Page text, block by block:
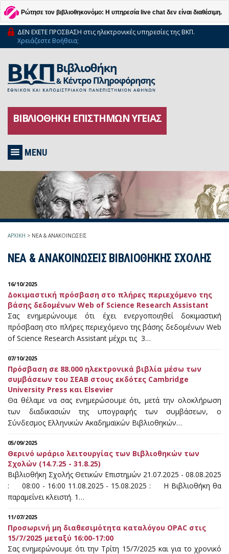
Ρώτησε τον βιβλιοθηκονόμο: Η υπηρεσία live chat δεν είναι διαθέσιμη.
ΔΕΝ ΕΧΕΤΕ ΠΡΟΣΒΑΣΗ στις ηλεκτρονικές υπηρεσίες της ΒΚΠ.
Χρειάζεστε Βοήθεια;
ΒΙΒΛΙΟΘΗΚΗ ΕΠΙΣΤΗΜΩΝ ΥΓΕΙΑΣ
MENU
ΑΡΧΙΚΗ > ΝΕΑ & ΑΝΑΚΟΙΝΩΣΕΙΣ
ΝΕΑ & ΑΝΑΚΟΙΝΩΣΕΙΣ ΒΙΒΛΙΟΘΗΚΗΣ ΣΧΟΛΗΣ
16/10/2025
Δοκιμαστική πρόσβαση στo πλήρες περιεχόμενο της
βάσης δεδομένων Web of Science Research Assistant
Σας ενημερώνουμε ότι έχει ενεργοποιηθεί δοκιμαστική
πρόσβαση στo πλήρες περιεχόμενο της βάσης δεδομένων Web
of Science Research Assistant μέχρι τις 3…
07/10/2025
Πρόσβαση σε 88.000 ηλεκτρονικά βιβλία μέσω των
συμβάσεων του ΣΕΑΒ στους εκδότες Cambridge
University Press και Elsevier
Θα θέλαμε να σας ενημερώσουμε ότι, μετά την ολοκλήρωση
των διαδικασιών της υπογραφής των συμβάσεων, ο
Σύνδεσμος Ελληνικών Ακαδημαϊκών Βιβλιοθηκών…
05/09/2025
Θερινό ωράριο λειτουργίας των Βιβλιοθηκών των
Σχολών (14.7.25 - 31.8.25)
Βιβλιοθήκη Σχολής Θετικών Επιστημών 21.07.2025 - 08.08.2025
: 08:00 - 16:00 11.08.2025 - 15.08.2025 : Η Βιβλιοθήκη θα
παραμείνει κλειστή. 1…
11/07/2025
Προσωρινή μη διαθεσιμότητα καταλόγου OPAC στις
15/7/2025 μεταξύ 16:00-17:00
Σας ενημερώνουμε ότι την Τρίτη 15/7/2025 και για το χρονικό